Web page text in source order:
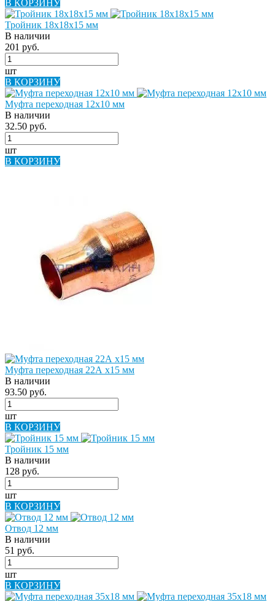
В КОРЗИНУ
Тройник 18х18х15 мм
В наличии
201 руб.
шт
В КОРЗИНУ
Муфта переходная 12х10 мм
В наличии
32.50 руб.
шт
В КОРЗИНУ
Муфта переходная 22А х15 мм
В наличии
93.50 руб.
шт
В КОРЗИНУ
Тройник 15 мм
В наличии
128 руб.
шт
В КОРЗИНУ
Отвод 12 мм
В наличии
51 руб.
шт
В КОРЗИНУ